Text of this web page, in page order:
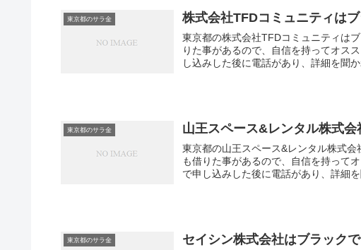
東京都のサラ金 株式会社TFDコミュニティは
東京都の株式会社TFDコミュニティは
りた事があるので、自信を持ってオス
し込みした後に電話があり、詳細を聞
東京都のサラ金 山王スペース&レンタル株式
東京都の山王スペース&レンタル株式
も借りた事があるので、自信を持って
で申し込みした後に電話があり、詳細
東京都のサラ金 セイシン株式会社はブラック